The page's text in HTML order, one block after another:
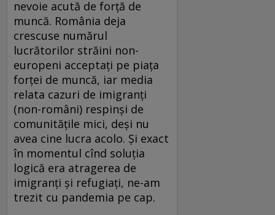
nevoie acută de forță de
muncă. România deja
crescuse numărul
lucrătorilor străini non-
europeni acceptați pe piața
forței de muncă, iar media
relata cazuri de imigranți
(non-români) respinși de
comunitățile mici, deși nu
avea cine lucra acolo. Și exact
în momentul cînd soluția
logică era atragerea de
imigranți și refugiați, ne-am
trezit cu pandemia pe cap.